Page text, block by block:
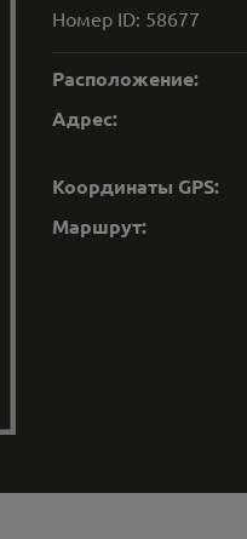
Номер ID: 58677
Расположение:
Адрес:
Координаты GPS:
Маршрут: